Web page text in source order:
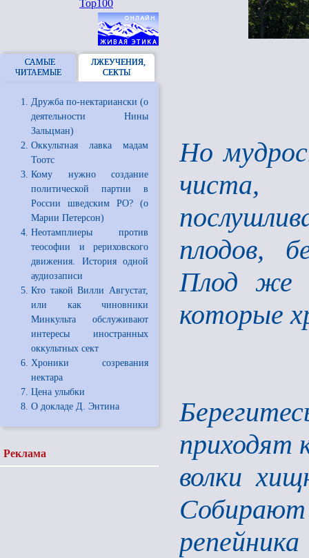
САМЫЕ
ЧИТАЕМЫЕ
ЛЖЕУЧЕНИЯ,
СЕКТЫ
Дружба по-нектариански (о
деятельности Нины
Зальцман)
Оккультная лавка мадам
Тоотс
Кому нужно создание
политической партии в
России шведским РО? (о
Марии Петерсон)
Неотамплиеры против
теософии и рериховского
движения. История одной
аудиозаписи
Кто такой Вилли Августат,
или как чиновники
Минкульта обслуживают
интересы иностранных
оккультных сект
Хроники созревания
нектара
Цена улыбки
О докладе Д. Энтина
Реклама
Но
чиста,
плодов,
Плод же
которые
приходят
волки
Собирают